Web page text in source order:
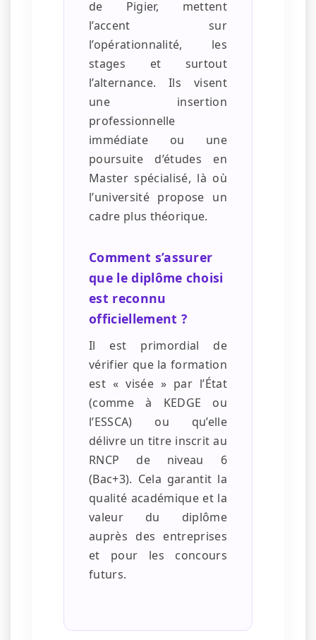
de Pigier, mettent
l’accent sur
l’opérationnalité, les
stages et surtout
l’alternance. Ils visent
une insertion
professionnelle
immédiate ou une
poursuite d’études en
Master spécialisé, là où
l’université propose un
cadre plus théorique.
Comment s’assurer
que le diplôme choisi
est reconnu
officiellement ?
Il est primordial de
vérifier que la formation
est « visée » par l’État
(comme à KEDGE ou
l’ESSCA) ou qu’elle
délivre un titre inscrit au
RNCP de niveau 6
(Bac+3). Cela garantit la
qualité académique et la
valeur du diplôme
auprès des entreprises
et pour les concours
futurs.